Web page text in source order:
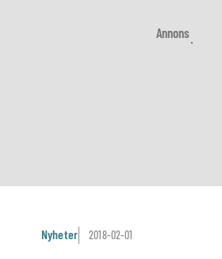
Annons
Nyheter 2018-02-01